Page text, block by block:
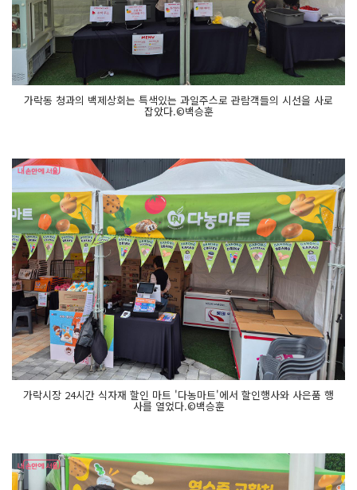
가락동 청과의 백제상회는 특색있는 과일주스로 관람객들의 시선을 사로
잡았다.©백승훈
가락시장 24시간 식자재 할인 마트 '다농마트'에서 할인행사와 사은품 행
사를 열었다.©백승훈